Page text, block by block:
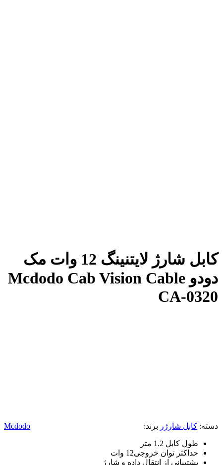
کابل شارژ لایتنینگ 12 وات مک
دودو Mcdodo Cab Vision Cable
CA-0320
دسته: کابل شارژر برند: Mcdodo
طول کابل 1.2 متر
حداکثر توان خروجی12 وات
پشتیبانی از انتقال داده و شارژ